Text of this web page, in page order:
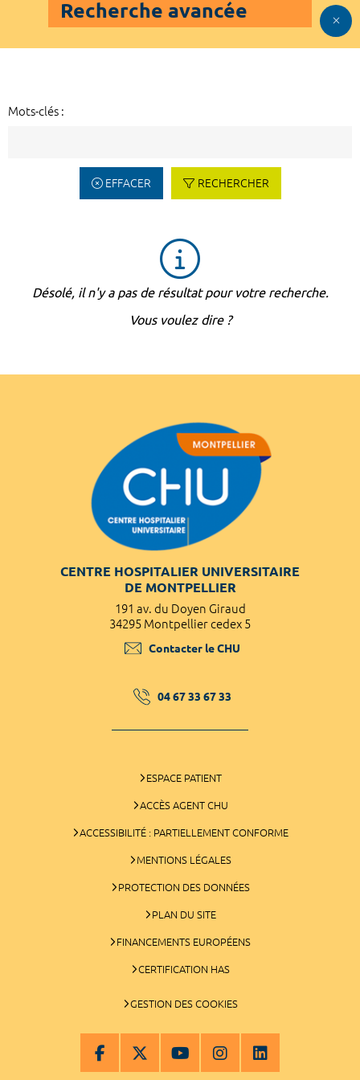
Recherche avancée
Mots-clés :
EFFACER RECHERCHER
Désolé, il n'y a pas de résultat pour votre recherche.
Vous voulez dire ?
CENTRE HOSPITALIER UNIVERSITAIRE
DE MONTPELLIER
191 av. du Doyen Giraud
34295 Montpellier cedex 5
Contacter le CHU
04 67 33 67 33
ESPACE PATIENT
ACCÈS AGENT CHU
ACCESSIBILITÉ : PARTIELLEMENT CONFORME
MENTIONS LÉGALES
PROTECTION DES DONNÉES
PLAN DU SITE
FINANCEMENTS EUROPÉENS
CERTIFICATION HAS
GESTION DES COOKIES